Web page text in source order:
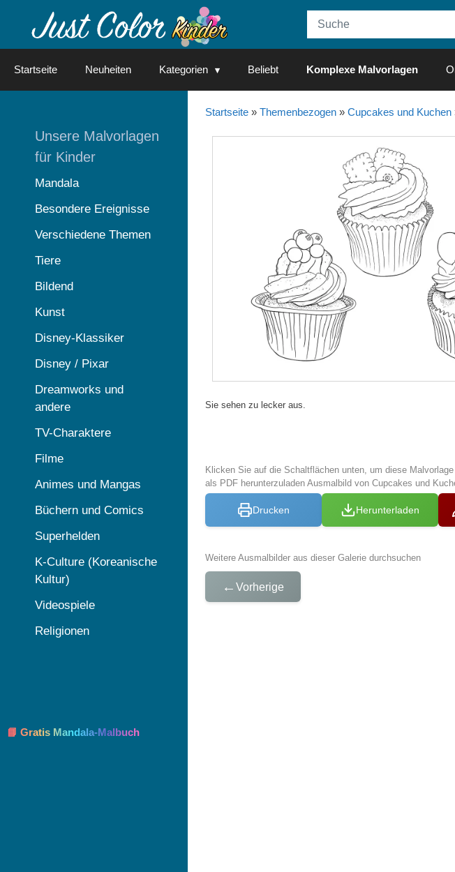
Startseite Neuheiten Kategorien Beliebt Komplexe Malvorlagen
Startseite» Themenbezogen» Cupcakes und Kuchen
Sie sehen zu lecker aus.
Klicken Sie auf die Schaltflächen unten, um diese
als PDF herunterzuladen Ausmalbild von Cupcakes und
Drucken Herunterladen
Weitere Ausmalbilder aus dieser Galerie durchsuchen
← Vorherige
Unsere Malvorlagen
für Kinder
Mandala
Besondere Ereignisse
Verschiedene Themen
Tiere
Bildend
Kunst
Disney-Klassiker
Disney / Pixar
Dreamworks und
andere
TV-Charaktere
Filme
Animes und Mangas
Büchern und Comics
Superhelden
K-Culture (Koreanische
Kultur)
Videospiele
Religionen
📘 Gratis Mandala-Malbuch